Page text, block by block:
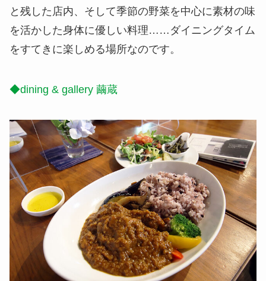
と残した店内、そして季節の野菜を中心に素材の味
を活かした身体に優しい料理……ダイニングタイム
をすてきに楽しめる場所なのです。
◆dining & gallery 繭蔵